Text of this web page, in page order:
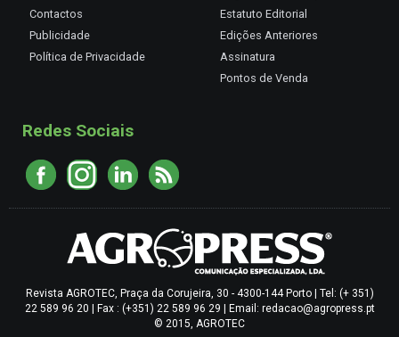
Contactos
Publicidade
Política de Privacidade
Estatuto Editorial
Edições Anteriores
Assinatura
Pontos de Venda
Redes Sociais
Revista AGROTEC, Praça da Corujeira, 30 - 4300-144 Porto | Tel: (+ 351)
22 589 96 20 | Fax : (+351) 22 589 96 29 | Email: redacao@agropress.pt
© 2015, AGROTEC